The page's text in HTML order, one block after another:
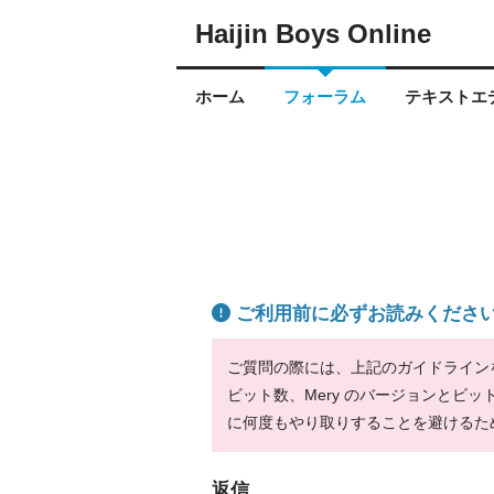
Haijin Boys Online
ホーム フォーラム テキストエ
ご利用前に必ずお読みくださ
ご質問の際には、上記のガイドライ
ビット数、Mery のバージョンとビッ
に何度もやり取りすることを避ける